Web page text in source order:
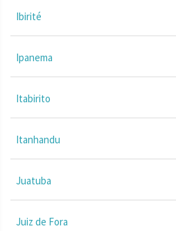
Ibirité
Ipanema
Itabirito
Itanhandu
Juatuba
Juiz de Fora